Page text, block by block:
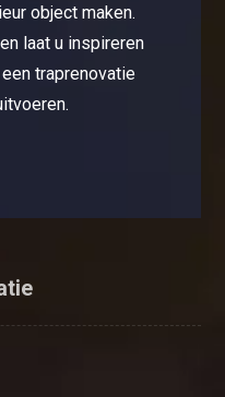
object maken.
laat u inspireren
traprenovatie